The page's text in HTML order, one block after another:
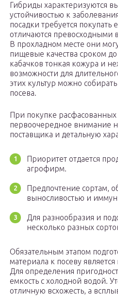
Гибриды характеризуются
устойчивостью к
посадки требуется
отличаются превосходными
В прохладном месте они
пищевые качества сроком
кабачков тонкая кожура и
возможности для
этих культур можно
посева.
При покупке
первоочередное внимание
поставщика и детальную
Приоритет отдается
агрофирм.
Предпочтение сортам,
выносливостью и
Для разнообразия и
несколько разных
Обязательным этапом
материала к посеву
Для определения
емкость с холодной водой.
отличную всхожесть, а